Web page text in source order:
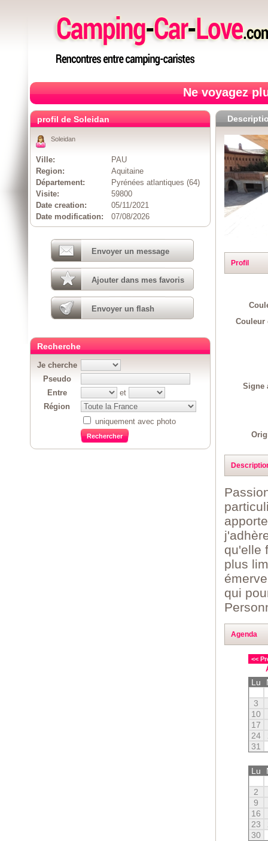
Ne voyagez
Profil
Couleur
Signe
qu'elle
plus
qui
Agenda
<<
Lu
3
10
17
24
31
Lu
2
9
16
23
30
profil de Soleidan
Soleidan
Ville:
PAU
Region:
Aquitaine
Département:
Pyrénées atlantiques (64)
Visite:
59800
Date creation:
05/11/2021
Date modification:
07/08/2026
Envoyer un message
Ajouter dans mes favoris
Envoyer un flash
Recherche
Je cherche
Pseudo
Entre
et
Région
uniquement avec photo